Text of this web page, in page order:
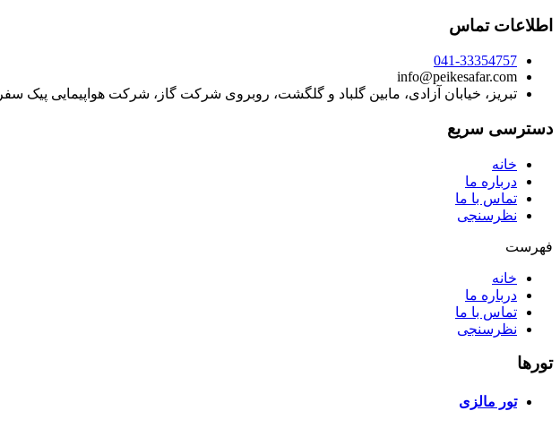
اطلاعات تماس
041-33354757
info@peikesafar.com
تبریز، خیابان آزادی، مابین گلباد و گلگشت، روبروی شرکت گاز، شرکت هواپیمایی پیک سفر
دسترسی سریع
خانه
درباره ما
تماس با ما
نظرسنجی
فهرست
خانه
درباره ما
تماس با ما
نظرسنجی
تورها
تور مالزی